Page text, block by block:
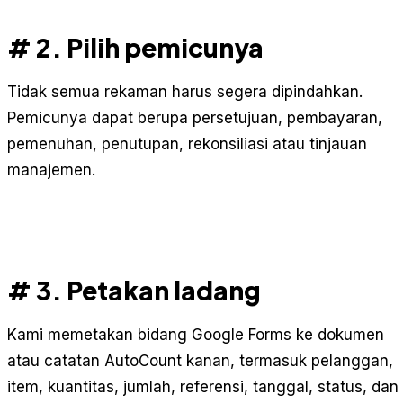
# 2. Pilih pemicunya
Tidak semua rekaman harus segera dipindahkan.
Pemicunya dapat berupa persetujuan, pembayaran,
pemenuhan, penutupan, rekonsiliasi atau tinjauan
manajemen.
# 3. Petakan ladang
Kami memetakan bidang Google Forms ke dokumen
atau catatan AutoCount kanan, termasuk pelanggan,
item, kuantitas, jumlah, referensi, tanggal, status, dan